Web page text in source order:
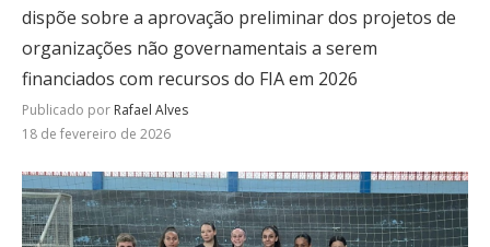
dispõe sobre a aprovação preliminar dos projetos de
organizações não governamentais a serem
financiados com recursos do FIA em 2026
Publicado por Rafael Alves
18 de fevereiro de 2026